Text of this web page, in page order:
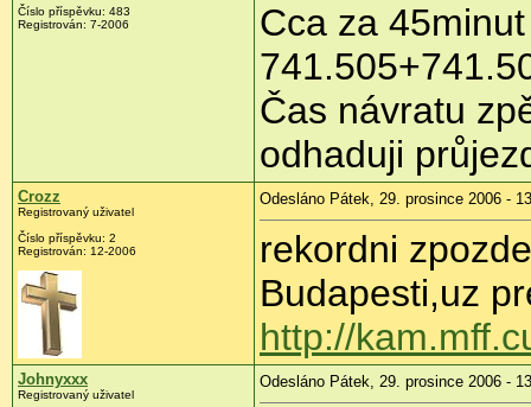
Číslo příspěvku: 483
Registrován: 7-2006
Cca za
Čas návratu
odhaduji
Crozz
Registrovaný uživatel
Číslo příspěvku: 2
Registrován: 12-2006
Odesláno Pátek, 29. prosince 2006 -
rekordni
Budapesti,uz
http://
Johnyxxx
Registrovaný uživatel
Odesláno Pátek, 29. prosince 2006 -